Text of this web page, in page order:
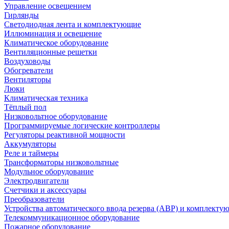
Управление освещением
Гирлянды
Светодиодная лента и комплектующие
Иллюминация и освещение
Климатическое оборудование
Вентиляционные решетки
Воздуховоды
Обогреватели
Вентиляторы
Люки
Климатическая техника
Тёплый пол
Низковольтное оборудование
Программируемые логические контроллеры
Регуляторы реактивной мощности
Аккумуляторы
Реле и таймеры
Трансформаторы низковольтные
Модульное оборудование
Электродвигатели
Счетчики и аксессуары
Преобразователи
Устройства автоматического ввода резерва (АВР) и
Телекоммуникационное оборудование
Пожарное оборудование